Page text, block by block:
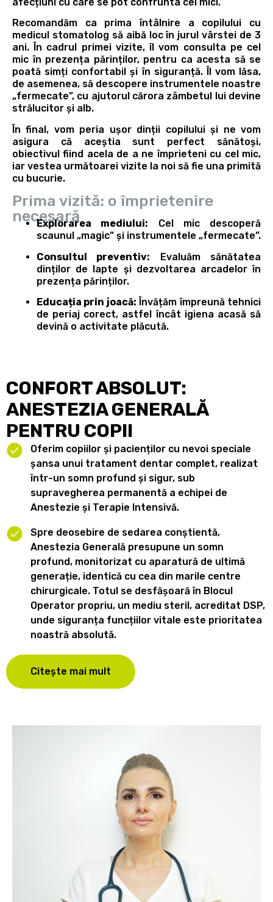
Recomandăm ca prima întâlnire a copilului cu
medicul stomatolog să aibă loc în jurul vârstei de 3
ani. În cadrul primei vizite, îl vom consulta pe cel
mic în prezența părinților, pentru ca acesta să se
poată simți confortabil și în siguranță. Îl vom lăsa,
de asemenea, să descopere instrumentele noastre
„fermecate”, cu ajutorul cărora zâmbetul lui devine
strălucitor și alb.
În final, vom peria ușor dinții copilului și ne vom
asigura că aceștia sunt perfect sănătoși,
obiectivul fiind acela de a ne împrieteni cu cel mic,
iar vestea următoarei vizite la noi să fie una primită
cu bucurie.
Prima vizită: o împrietenire
necesară
Explorarea mediului: Cel mic descoperă
scaunul „magic” și instrumentele „fermecate”.
Consultul preventiv: Evaluăm sănătatea
dinților de lapte și dezvoltarea arcadelor în
prezența părinților.
Educația prin joacă: Învățăm împreună tehnici
de periaj corect, astfel încât igiena acasă să
devină o activitate plăcută.
CONFORT ABSOLUT:
ANESTEZIA GENERALĂ
PENTRU COPII
Oferim copiilor și pacienților cu nevoi speciale
șansa unui tratament dentar complet, realizat
într-un somn profund și sigur, sub
supravegherea permanentă a echipei de
Anestezie și Terapie Intensivă.
Spre deosebire de sedarea conștientă,
Anestezia Generală presupune un somn
profund, monitorizat cu aparatură de ultimă
generație, identică cu cea din marile centre
chirurgicale. Totul se desfășoară în Blocul
Operator propriu, un mediu steril, acreditat DSP,
unde siguranța funcțiilor vitale este prioritatea
noastră absolută.
Citește mai mult